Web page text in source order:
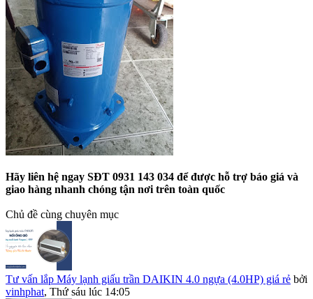
Hãy liên hệ ngay SĐT 0931 143 034 để được hỗ trợ báo giá và
giao hàng nhanh chóng tận nơi trên toàn quốc
Chủ đề cùng chuyên mục
Tư vấn lắp Máy lạnh giấu trần DAIKIN 4.0 ngựa (4.0HP) giá rẻ bởi
vinhphat, Thứ sáu lúc 14:05